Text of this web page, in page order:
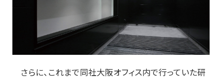
さらに、これまで同社大阪オフィス内で行っていた研